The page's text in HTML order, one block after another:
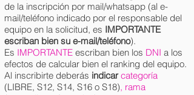
de la inscripción por mail/whatsapp (al e-
mail/teléfono indicado por el responsable del
equipo en la solicitud, es IMPORTANTE
escriban bien su e-mail/teléfono).
Es IMPORTANTE escriban bien los DNI a los
efectos de calcular bien el ranking del equipo.
Al inscribirte deberás indicarcategoría
(LIBRE, S12, S14, S16 o S18), rama